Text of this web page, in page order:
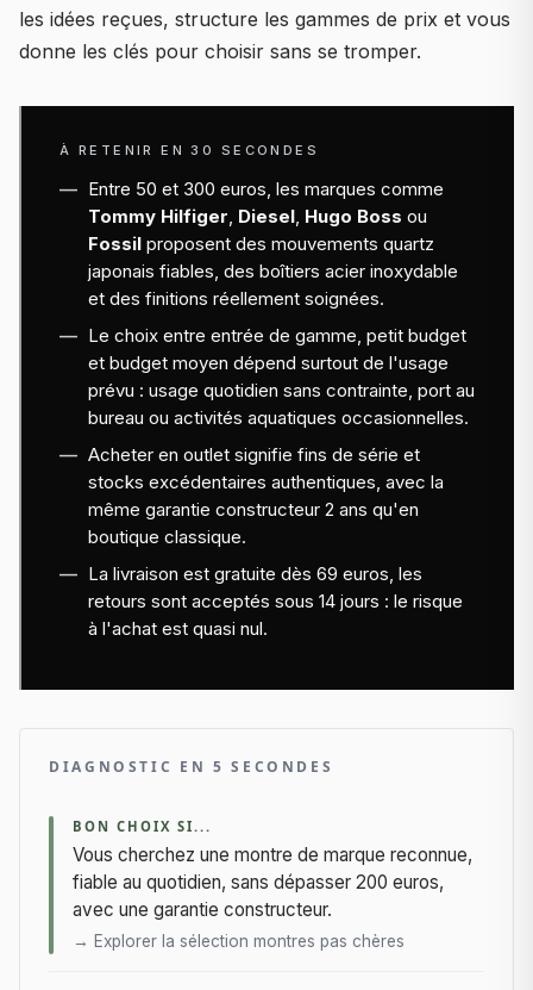
les idées reçues, structure les gammes de prix et vous
donne les clés pour choisir sans se tromper.
À RETENIR EN 30 SECONDES
Entre 50 et 300 euros, les marques comme
Tommy Hilfiger, Diesel, Hugo Boss ou
Fossil proposent des mouvements quartz
japonais fiables, des boîtiers acier inoxydable
et des finitions réellement soignées.
Le choix entre entrée de gamme, petit budget
et budget moyen dépend surtout de l'usage
prévu : usage quotidien sans contrainte, port au
bureau ou activités aquatiques occasionnelles.
Acheter en outlet signifie fins de série et
stocks excédentaires authentiques, avec la
même garantie constructeur 2 ans qu'en
boutique classique.
La livraison est gratuite dès 69 euros, les
retours sont acceptés sous 14 jours : le risque
à l'achat est quasi nul.
DIAGNOSTIC EN 5 SECONDES
BON CHOIX SI...
Vous cherchez une montre de marque reconnue,
fiable au quotidien, sans dépasser 200 euros,
avec une garantie constructeur.
→ Explorer la sélection montres pas chères